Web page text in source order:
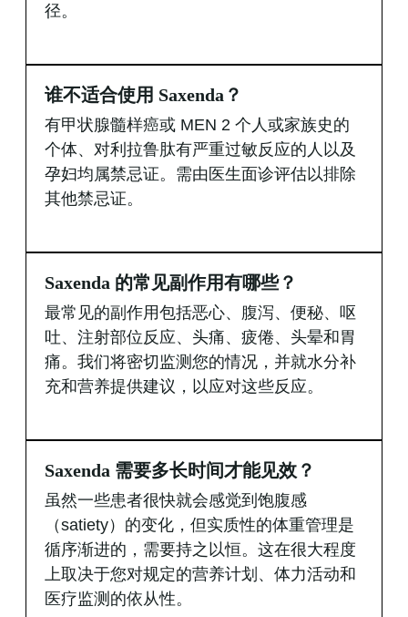
径。
谁不适合使用 Saxenda？
有甲状腺髓样癌或 MEN 2 个人或家族史的
个体、对利拉鲁肽有严重过敏反应的人以及
孕妇均属禁忌证。需由医生面诊评估以排除
其他禁忌证。
Saxenda 的常见副作用有哪些？
最常见的副作用包括恶心、腹泻、便秘、呕
吐、注射部位反应、头痛、疲倦、头晕和胃
痛。我们将密切监测您的情况，并就水分补
充和营养提供建议，以应对这些反应。
Saxenda 需要多长时间才能见效？
虽然一些患者很快就会感觉到饱腹感
（satiety）的变化，但实质性的体重管理是
循序渐进的，需要持之以恒。这在很大程度
上取决于您对规定的营养计划、体力活动和
医疗监测的依从性。